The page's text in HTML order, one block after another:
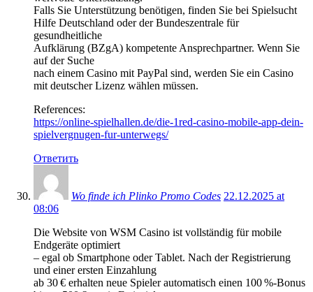
Falls Sie Unterstützung benötigen, finden Sie bei Spielsucht
Hilfe Deutschland oder der Bundeszentrale für
gesundheitliche
Aufklärung (BZgA) kompetente Ansprechpartner. Wenn Sie
auf der Suche
nach einem Casino mit PayPal sind, werden Sie ein Casino
mit deutscher Lizenz wählen müssen.
References:
https://online-spielhallen.de/die-1red-casino-mobile-app-dein-
spielvergnugen-fur-unterwegs/
Ответить
Wo finde ich Plinko Promo Codes 22.12.2025 at
08:06
Die Website von WSM Casino ist vollständig für mobile
Endgeräte optimiert
– egal ob Smartphone oder Tablet. Nach der Registrierung
und einer ersten Einzahlung
ab 30 € erhalten neue Spieler automatisch einen 100 %-Bonus